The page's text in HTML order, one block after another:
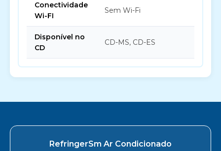
Conectividade
Wi-FI
Sem Wi-Fi
Disponível no
CD
CD-MS, CD-ES
RefringerSm Ar Condicionado